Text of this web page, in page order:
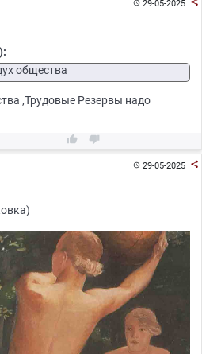
29-05-2025 
общества
,Трудовые Резервы надо
 
29-05-2025 